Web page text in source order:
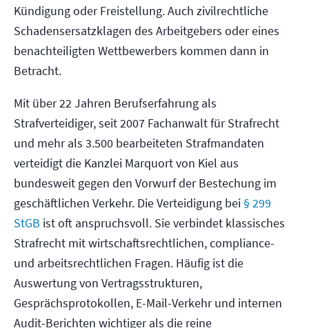
Kündigung oder Freistellung. Auch zivilrechtliche
Schadensersatzklagen des Arbeitgebers oder eines
benachteiligten Wettbewerbers kommen dann in
Betracht.
Mit über 22 Jahren Berufserfahrung als
Strafverteidiger, seit 2007 Fachanwalt für Strafrecht
und mehr als 3.500 bearbeiteten Strafmandaten
verteidigt die Kanzlei Marquort von Kiel aus
bundesweit gegen den Vorwurf der Bestechung im
geschäftlichen Verkehr. Die Verteidigung bei§ 299
StGB ist oft anspruchsvoll. Sie verbindet klassisches
Strafrecht mit wirtschaftsrechtlichen, compliance-
und arbeitsrechtlichen Fragen. Häufig ist die
Auswertung von Vertragsstrukturen,
Gesprächsprotokollen, E-Mail-Verkehr und internen
Audit-Berichten wichtiger als die reine